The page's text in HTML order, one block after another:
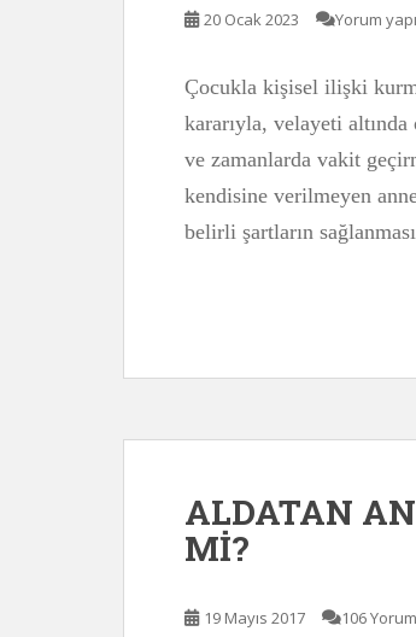
20 Ocak 2023 Yorum
Çocukla kişisel ilişki
kararıyla, velayeti
ve zamanlarda vakit
kendisine verilmeyen
belirli şartların
ALDATAN
Mİ?
19 Mayıs 2017 106 Yorum